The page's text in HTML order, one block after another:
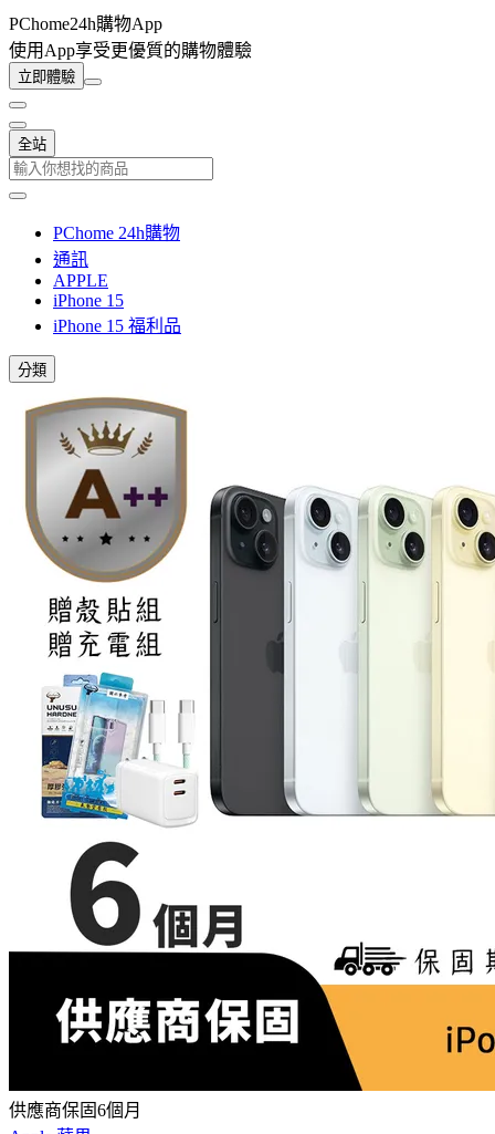
PChome24h購物App
使用App享受更優質的購物體驗
立即體驗
全站
PChome 24h購物
通訊
APPLE
iPhone 15
iPhone 15 福利品
分類
供應商保固6個月